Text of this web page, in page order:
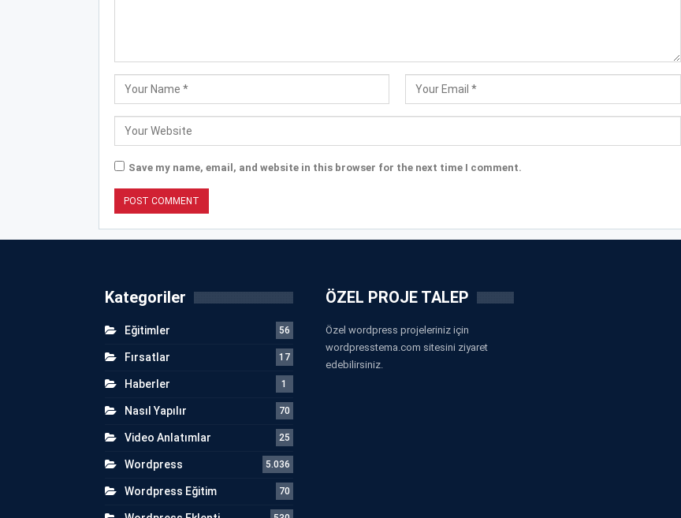
Save my name, email, and website in this browser for the next time I comment.
Kategoriler
Eğitimler 56
Fırsatlar 17
Haberler 1
Nasıl Yapılır 70
Video Anlatımlar 25
Wordpress 5.036
Wordpress Eğitim 70
ÖZEL PROJE TALEP
Özel wordpress projeleriniz için
wordpresstema.com sitesini ziyaret
edebilirsiniz.